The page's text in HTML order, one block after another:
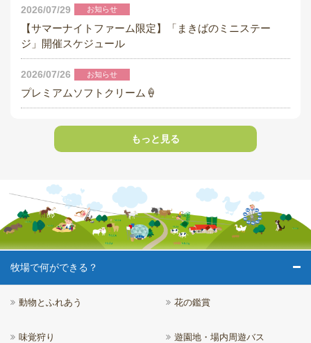
2026/07/29 お知らせ
【サマーナイトファーム限定】「まきばのミニステー
ジ」開催スケジュール
2026/07/26 お知らせ
プレミアムソフトクリーム🍦
もっと見る
牧場で何ができる？
動物とふれあう 花の鑑賞
味覚狩り 遊園地・場内周遊バス